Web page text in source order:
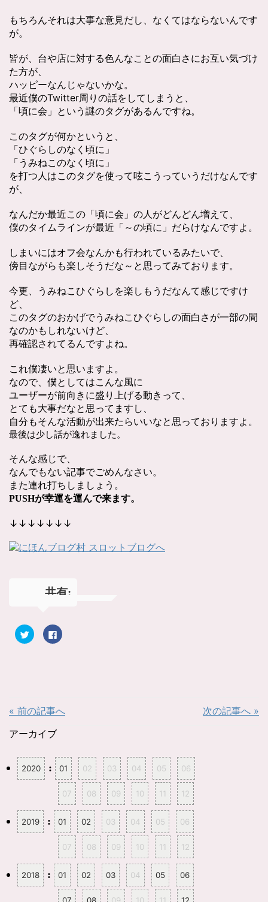
もちろんそれは大事な意見だし、なくてはならないんです
が。
皆が、台や店に対する色んなことの面白さにお互い気づけ
た方が、
ハッピーなんじゃないかな。
最近僕のTwitter周りの話をしてしまうと、
「頃に会」という謎のタグがあるんですね。
このタグが何かというと、
「ひぐらしのなく頃に」
「うみねこのなく頃に」
を打つ人はこのタグを使って呟こうっていうだけなんです
が、
なんだか最近この「頃に会」の人がどんどん増えて、
僕のタイムラインが最近「～の頃に」だらけなんですよ。
しまいにはオフ会なんかも行われているみたいで、
傍目ながらも楽しそうだな～と思ってみております。
今更、うみねこひぐらしを楽しもうだなんて感じですけ
ど、
このタグのおかげでうみねこひぐらしの面白さが一部の間
なのかもしれないけど、
再確認されてるんですよね。
これ僕凄いと思いますよ。
なので、僕としてはこんな風に
ユーザーが前向きに盛り上げる動きって、
とても大事だなと思ってますし、
自分もそんな活動が出来たらいいなと思っておりますよ。
最後は少し話が逸れました。
そんな感じで、
なんでもない記事でごめんなさい。
また連れ打ちしましょう。
PUSHが幸運を運んで来ます。
↓↓↓↓↓↓↓
共有:
ク
リ
e
r
共
有
い
で
開
き
ま
F
a
す
る
し
く
だ
さ
い
(
新
し
い
ウ
ィ
ン
ド
で
開
き
ま
« 前の記事へ 次の記事へ »
アーカイブ
2020 : 01 02 03 04 05 06
07 08 09 10 11 12
2019 : 01 02 03 04 05 06
07 08 09 10 11 12
2018 : 01 02 03 04 05 06
07 08 09 10 11 12